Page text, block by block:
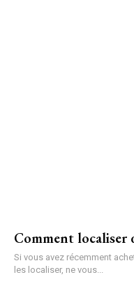
Comment localiser
Si vous avez récemment
les localiser, ne vous...